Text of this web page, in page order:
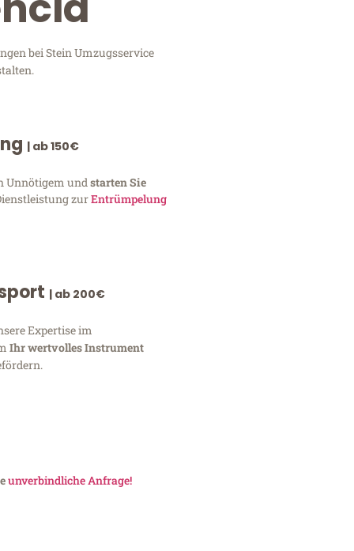
bei Stein Umzugsservice
| ab 150€
Unnötigem und starten Sie
zurEntrümpelung
| ab 200€
Expertise im
Ihr wertvolles Instrument
unverbindliche Anfrage!